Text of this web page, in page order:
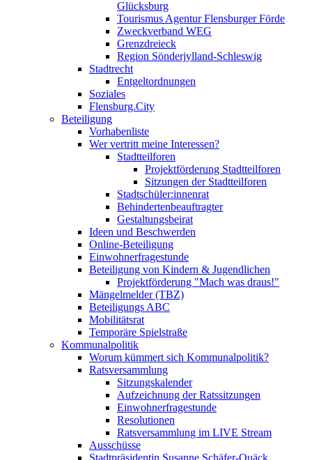
Glücksburg
Tourismus Agentur Flensburger Förde
Zweckverband WEG
Grenzdreieck
Region Sönderjylland-Schleswig
Stadtrecht
Entgeltordnungen
Soziales
Flensburg.City
Beteiligung
Vorhabenliste
Wer vertritt meine Interessen?
Stadtteilforen
Projektförderung Stadtteilforen
Sitzungen der Stadtteilforen
Stadtschüler:innenrat
Behindertenbeauftragter
Gestaltungsbeirat
Ideen und Beschwerden
Online-Beteiligung
Einwohnerfragestunde
Beteiligung von Kindern & Jugendlichen
Projektförderung "Mach was draus!"
Mängelmelder (TBZ)
Beteiligungs ABC
Mobilitätsrat
Temporäre Spielstraße
Kommunalpolitik
Worum kümmert sich Kommunalpolitik?
Ratsversammlung
Sitzungskalender
Aufzeichnung der Ratssitzungen
Einwohnerfragestunde
Resolutionen
Ratsversammlung im LIVE Stream
Ausschüsse
Stadtpräsidentin Susanne Schäfer-Quäck